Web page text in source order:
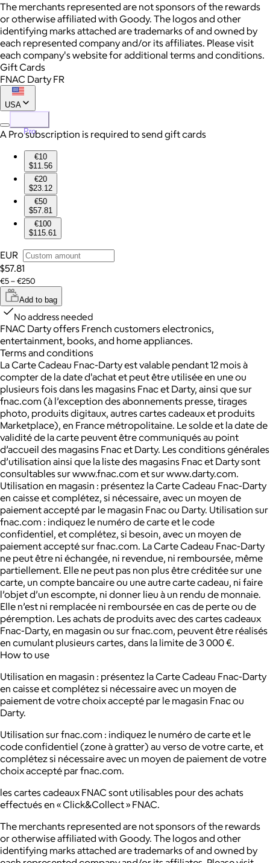
The merchants represented are not sponsors of the rewards
or otherwise affiliated with Goody. The logos and other
identifying marks attached are trademarks of and owned by
each represented company and/or its affiliates. Please visit
each company's website for additional terms and conditions.
Gift Cards
FNAC Darty FR
USA
Pro
A Pro subscription is required to send gift cards
€10
$11.56
€20
$23.12
€50
$57.81
€100
$115.61
EUR
$57.81
€5 – €250
Add to bag
No address needed
FNAC Darty offers French customers electronics,
entertainment, books, and home appliances.
Terms and conditions
La Carte Cadeau Fnac-Darty est valable pendant 12 mois à
compter de la date d'achat et peut être utilisée en une ou
plusieurs fois dans les magasins Fnac et Darty, ainsi que sur
fnac.com (à l’exception des abonnements presse, tirages
photo, produits digitaux, autres cartes cadeaux et produits
Marketplace), en France métropolitaine. Le solde et la date de
validité de la carte peuvent être communiqués au point
d’accueil des magasins Fnac et Darty. Les conditions générales
d’utilisation ainsi que la liste des magasins Fnac et Darty sont
consultables sur www.fnac.com et sur www.darty.com.
Utilisation en magasin : présentez la Carte Cadeau Fnac-Darty
en caisse et complétez, si nécessaire, avec un moyen de
paiement accepté par le magasin Fnac ou Darty. Utilisation sur
fnac.com : indiquez le numéro de carte et le code
confidentiel, et complétez, si besoin, avec un moyen de
paiement accepté sur fnac.com. La Carte Cadeau Fnac-Darty
ne peut être ni échangée, ni revendue, ni remboursée, même
partiellement. Elle ne peut pas non plus être créditée sur une
carte, un compte bancaire ou une autre carte cadeau, ni faire
l’objet d’un escompte, ni donner lieu à un rendu de monnaie.
Elle n’est ni remplacée ni remboursée en cas de perte ou de
péremption. Les achats de produits avec des cartes cadeaux
Fnac-Darty, en magasin ou sur fnac.com, peuvent être réalisés
en cumulant plusieurs cartes, dans la limite de 3 000 €.
How to use
Utilisation en magasin : présentez la Carte Cadeau Fnac-Darty
en caisse et complétez si nécessaire avec un moyen de
paiement de votre choix accepté par le magasin Fnac ou
Darty.
Utilisation sur fnac.com : indiquez le numéro de carte et le
code confidentiel (zone à gratter) au verso de votre carte, et
complétez si nécessaire avec un moyen de paiement de votre
choix accepté par fnac.com.
les cartes cadeaux FNAC sont utilisables pour des achats
effectués en « Click&Collect » FNAC.
The merchants represented are not sponsors of the rewards
or otherwise affiliated with Goody. The logos and other
identifying marks attached are trademarks of and owned by